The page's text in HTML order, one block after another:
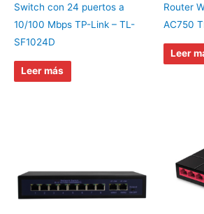
Switch con 24 puertos a
10/100 Mbps TP-Link – TL-
SF1024D
Leer más
Router
AC750
Leer